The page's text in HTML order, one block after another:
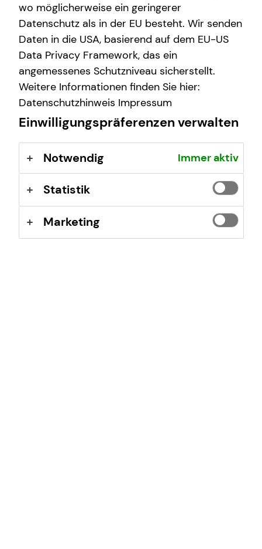
Ich habe die Informationen zum Datenschutzgelesen und
bin damit einverstanden.
Ich bin damit einverstanden, dass mich tecis bzw.
selbstständige Vertriebspartner von tecis aufgrund
meiner obigen Anfrage kontaktieren dürfen. Diese
Einwilligung kann ich jederzeit in Textform (z.B. Brief,
Fax, E-Mail) ohne Angaben von Gründen bei der
Firma tecis Finanzdienstleistungen AG, Alter
Teichweg 17, 22081 Hamburg, E-
Mail: kundenservice@tecis.de widerrufen.
Senden
wo möglicherweise ein geringerer
Datenschutz als in der EU besteht. Wir senden
Daten in die USA, basierend auf dem EU-US
Data Privacy Framework, das ein
angemessenes Schutzniveau sicherstellt.
Weitere Informationen finden Sie hier:
Datenschutzhinweis Impressum
Einwilligungspräferenzen verwalten
Notwendig Immer aktiv
Statistik
Marketing